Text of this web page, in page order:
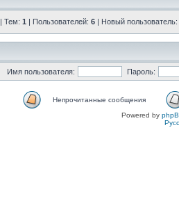
| Тем: 1 | Пользователей: 6 | Новый пользователь:
Имя пользователя: Пароль:
Непрочитанные сообщения
Powered by